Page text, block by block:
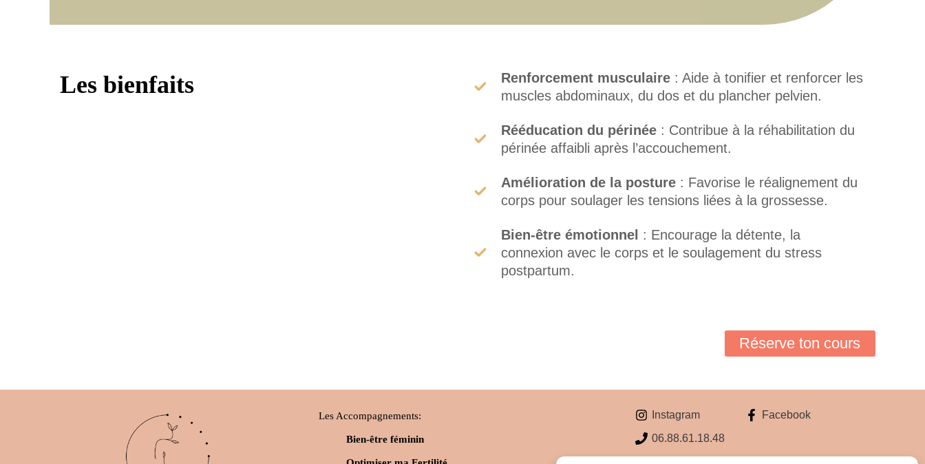
Les bienfaits Renforcement musculaire : Aide à tonifier et renforcer les
muscles abdominaux, du dos et du plancher pelvien.
Rééducation du périnée : Contribue à la réhabilitation du
périnée affaibli après l’accouchement.
Amélioration de la posture : Favorise le réalignement du
corps pour soulager les tensions liées à la grossesse.
Bien-être émotionnel : Encourage la détente, la
connexion avec le corps et le soulagement du stress
postpartum.
Réserve ton cours
Les Accompagnements:
Bien-être féminin
Instagram
Facebook
06.88.61.18.48